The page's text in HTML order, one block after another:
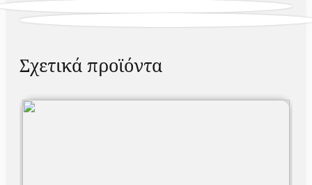
Σχετικά προϊόντα